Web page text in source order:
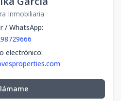
Inmobiliaria
/ WhatsApp:
electrónico: